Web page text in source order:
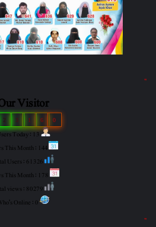
"
Visitor
0
6
1
3
Users Today : 13
"